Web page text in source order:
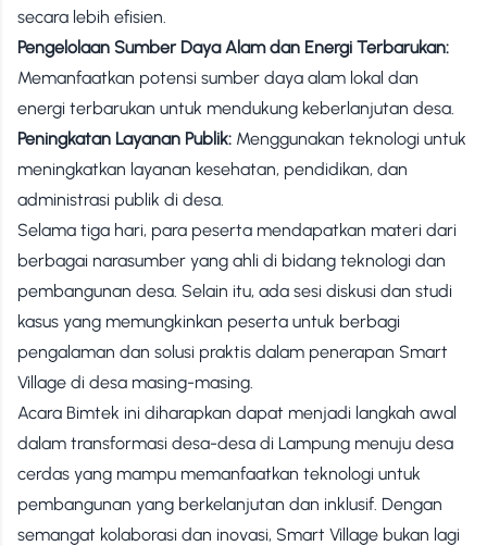
secara lebih efisien.
Pengelolaan Sumber Daya Alam dan Energi Terbarukan:
Memanfaatkan potensi sumber daya alam lokal dan
energi terbarukan untuk mendukung keberlanjutan desa.
Peningkatan Layanan Publik: Menggunakan teknologi untuk
meningkatkan layanan kesehatan, pendidikan, dan
administrasi publik di desa.
Selama tiga hari, para peserta mendapatkan materi dari
berbagai narasumber yang ahli di bidang teknologi dan
pembangunan desa. Selain itu, ada sesi diskusi dan studi
kasus yang memungkinkan peserta untuk berbagi
pengalaman dan solusi praktis dalam penerapan Smart
Village di desa masing-masing.
Acara Bimtek ini diharapkan dapat menjadi langkah awal
dalam transformasi desa-desa di Lampung menuju desa
cerdas yang mampu memanfaatkan teknologi untuk
pembangunan yang berkelanjutan dan inklusif. Dengan
semangat kolaborasi dan inovasi, Smart Village bukan lagi